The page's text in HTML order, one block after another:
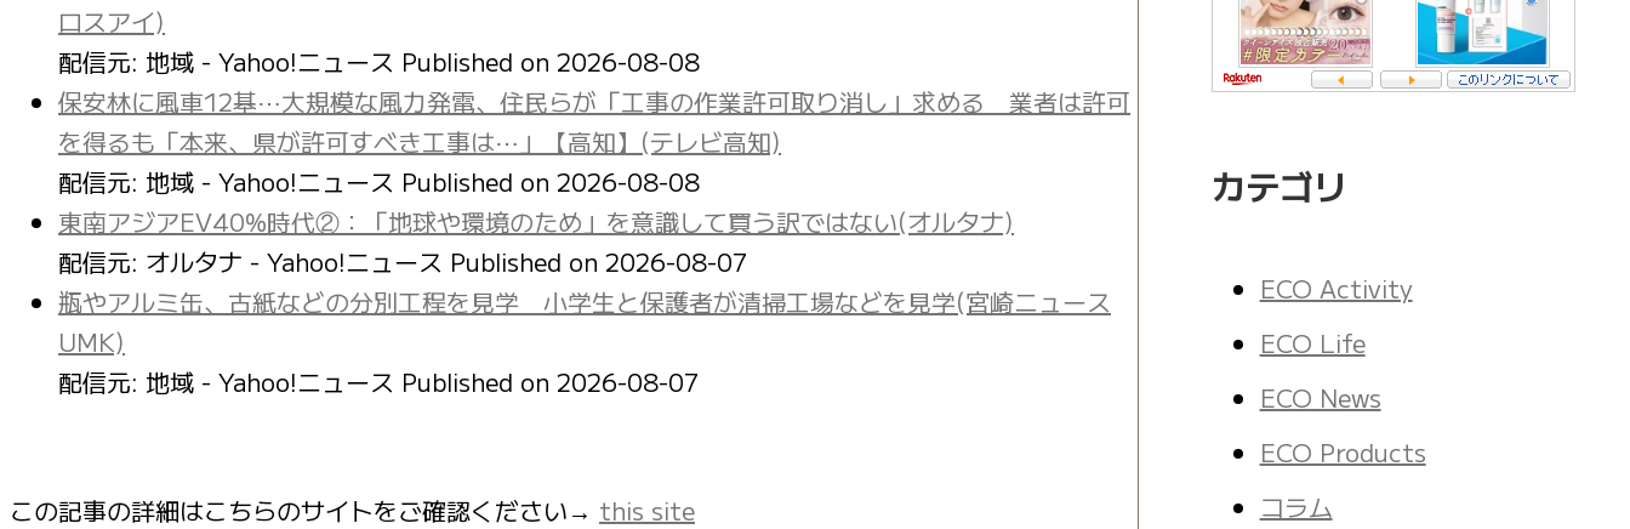
ロスアイ)
配信元: 地域 - Yahoo!ニュース Published on 2026-08-08
保安林に風車12基⋯大規模な風力発電、住民らが「工事の作業許可取り消し」求める 業者は許可
を得るも「本来、県が許可すべき工事は⋯」【高知】(テレビ高知)
配信元: 地域 - Yahoo!ニュース Published on 2026-08-08
東南アジアEV40%時代②：「地球や環境のため」を意識して買う訳ではない(オルタナ)
配信元: オルタナ - Yahoo!ニュース Published on 2026-08-07
瓶やアルミ缶、古紙などの分別工程を見学 小学生と保護者が清掃工場などを見学(宮崎ニュース
UMK)
配信元: 地域 - Yahoo!ニュース Published on 2026-08-07
この記事の詳細はこちらのサイトをご確認ください→ this site
カテゴリ
ECO Activity
ECO Life
ECO News
ECO Products
コラム